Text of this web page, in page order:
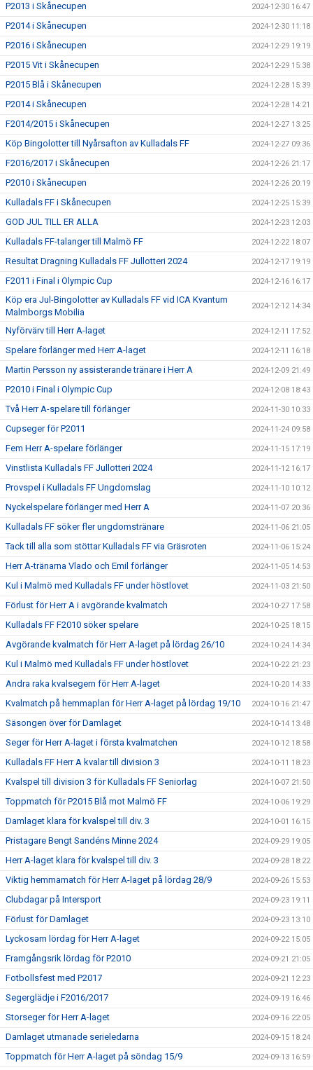
P2013 i Skånecupen 2024-12-30 16:47
P2014 i Skånecupen 2024-12-30 11:18
P2016 i Skånecupen 2024-12-29 19:19
P2015 Vit i Skånecupen 2024-12-29 15:38
P2015 Blå i Skånecupen 2024-12-28 15:39
P2014 i Skånecupen 2024-12-28 14:21
F2014/2015 i Skånecupen 2024-12-27 13:25
Köp Bingolotter till Nyårsafton av Kulladals FF 2024-12-27 09:36
F2016/2017 i Skånecupen 2024-12-26 21:17
P2010 i Skånecupen 2024-12-26 20:19
Kulladals FF i Skånecupen 2024-12-25 15:39
GOD JUL TILL ER ALLA 2024-12-23 12:03
Kulladals FF-talanger till Malmö FF 2024-12-22 18:07
Resultat Dragning Kulladals FF Jullotteri 2024 2024-12-17 19:19
F2011 i Final i Olympic Cup 2024-12-16 16:17
Köp era Jul-Bingolotter av Kulladals FF vid ICA Kvantum
Malmborgs Mobilia
2024-12-12 14:34
Nyförvärv till Herr A-laget 2024-12-11 17:52
Spelare förlänger med Herr A-laget 2024-12-11 16:18
Martin Persson ny assisterande tränare i Herr A 2024-12-09 21:49
P2010 i Final i Olympic Cup 2024-12-08 18:43
Två Herr A-spelare till förlänger 2024-11-30 10:33
Cupseger för P2011 2024-11-24 09:58
Fem Herr A-spelare förlänger 2024-11-15 17:19
Vinstlista Kulladals FF Jullotteri 2024 2024-11-12 16:17
Provspel i Kulladals FF Ungdomslag 2024-11-10 10:12
Nyckelspelare förlänger med Herr A 2024-11-07 20:36
Kulladals FF söker fler ungdomstränare 2024-11-06 21:05
Tack till alla som stöttar Kulladals FF via Gräsroten 2024-11-06 15:24
Herr A-tränarna Vlado och Emil förlänger 2024-11-05 14:53
Kul i Malmö med Kulladals FF under höstlovet 2024-11-03 21:50
Förlust för Herr A i avgörande kvalmatch 2024-10-27 17:58
Kulladals FF F2010 söker spelare 2024-10-25 18:15
Avgörande kvalmatch för Herr A-laget på lördag 26/10 2024-10-24 14:34
Kul i Malmö med Kulladals FF under höstlovet 2024-10-22 21:23
Andra raka kvalsegern för Herr A-laget 2024-10-20 14:33
Kvalmatch på hemmaplan för Herr A-laget på lördag 19/10 2024-10-16 21:47
Säsongen över för Damlaget 2024-10-14 13:48
Seger för Herr A-laget i första kvalmatchen 2024-10-12 18:58
Kulladals FF Herr A kvalar till division 3 2024-10-11 18:23
Kvalspel till division 3 för Kulladals FF Seniorlag 2024-10-07 21:50
Toppmatch för P2015 Blå mot Malmö FF 2024-10-06 19:29
Damlaget klara för kvalspel till div. 3 2024-10-01 16:15
Pristagare Bengt Sandéns Minne 2024 2024-09-29 19:05
Herr A-laget klara för kvalspel till div. 3 2024-09-28 18:22
Viktig hemmamatch för Herr A-laget på lördag 28/9 2024-09-26 15:53
Clubdagar på Intersport 2024-09-23 19:11
Förlust för Damlaget 2024-09-23 13:10
Lyckosam lördag för Herr A-laget 2024-09-22 15:05
Framgångsrik lördag för P2010 2024-09-21 21:05
Fotbollsfest med P2017 2024-09-21 12:23
Segerglädje i F2016/2017 2024-09-19 16:46
Storseger för Herr A-laget 2024-09-16 22:05
Damlaget utmanade serieledarna 2024-09-15 18:24
Toppmatch för Herr A-laget på söndag 15/9 2024-09-13 16:59